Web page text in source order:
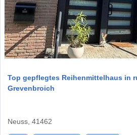
Top gepflegtes Reihenmittelhaus in
Grevenbroich
Neuss, 41462